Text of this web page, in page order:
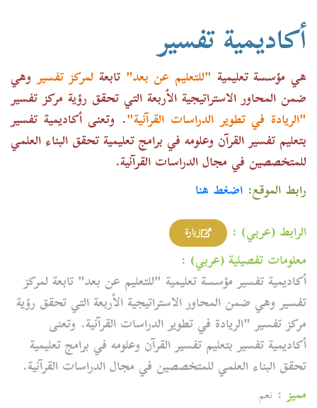
أكاديمية تفسير
هي مؤسسة تعليمية "للتعليم عن بعد" تابعة لمركز تفسيروهي
ضمن المحاور الاستراتيجية الأربعة التي تحقق رؤية مركز تفسير
"الريادة في تطوير الدراسات القرآنية". وتعنى أكاديمية تفسير
بتعليم تفسير القرآن وعلومه في برامج تعليمية تحقق البناء العلمي
للمتخصصين في مجال الدراسات القرآنية.
رابط الموقع: اضغط هنا
الرابط (عربي) :
زيارة
معلومات تفصيلية (عربي) :
أكاديمية تفسير مؤسسة تعليمية "للتعليم عن بعد" تابعة لمركز
تفسير وهي ضمن المحاور الاستراتيجية الأربعة التي تحقق رؤية
مركز تفسير "الريادة في تطوير الدراسات القرآنية. وتعنى
أكاديمية تفسير بتعليم تفسير القرآن وعلومه في برامج تعليمية
تحقق البناء العلمي للمتخصصين في مجال الدراسات القرآنية.
مميز : نعم